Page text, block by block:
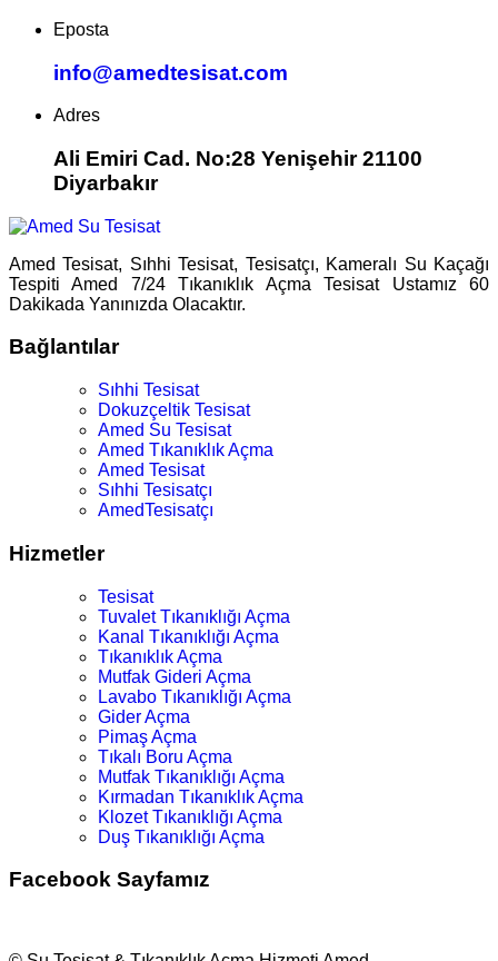
Eposta
info@amedtesisat.com
Adres
Ali Emiri Cad. No:28 Yenişehir 21100
Diyarbakır
Amed Tesisat, Sıhhi Tesisat, Tesisatçı, Kameralı Su Kaçağı
Tespiti Amed 7/24 Tıkanıklık Açma Tesisat Ustamız 60
Dakikada Yanınızda Olacaktır.
Bağlantılar
Sıhhi Tesisat
Dokuzçeltik Tesisat
Amed Su Tesisat
Amed Tıkanıklık Açma
Amed Tesisat
Sıhhi Tesisatçı
AmedTesisatçı
Hizmetler
Tesisat
Tuvalet Tıkanıklığı Açma
Kanal Tıkanıklığı Açma
Tıkanıklık Açma
Mutfak Gideri Açma
Lavabo Tıkanıklığı Açma
Gider Açma
Pimaş Açma
Tıkalı Boru Açma
Mutfak Tıkanıklığı Açma
Kırmadan Tıkanıklık Açma
Klozet Tıkanıklığı Açma
Duş Tıkanıklığı Açma
Facebook Sayfamız